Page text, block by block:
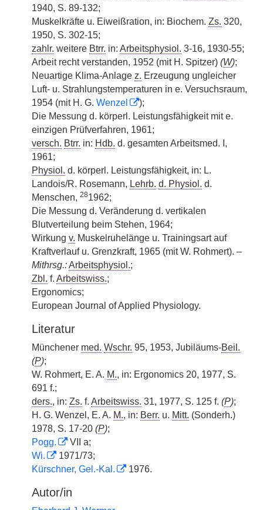
1940, S. 89-132;
Muskelkräfte u. Eiweißration, in: Biochem. Zs. 320,
1950, S. 302-15;
zahlr. weitere Btrr. in: Arbeitsphysiol. 3-16, 1930-55;
Arbeit recht verstanden, 1952 (mit H. Spitzer) (W);
Neuartige Klima-Anlage z. Erzeugung ungleicher
Luft- u. Strahlungstemperaturen in e. Versuchsraum,
1954 (mit H. G. Wenzel
);
Die Messung d. körperl. Leistungsfähigkeit mit e.
einzigen Prüfverfahren, 1961;
versch. Btrr. in: Hdb. d. gesamten Arbeitsmed. I,
1961;
Physiol. d. körperl. Leistungsfähigkeit, in: L.
Landois/R. Rosemann, Lehrb. d. Physiol. d.
Menschen, 281962;
Die Messung d. Veränderung d. vertikalen
Blutverteilung beim Stehen, 1964;
Wirkung v. Muskelruhelänge u. Trainingsart auf
Kraftverlauf u. Grenzkraft, 1965 (mit W. Rohmert). –
Mithrsg.:Arbeitsphysiol.;
Zbl. f. Arbeitswiss.;
Ergonomics;
European Journal of Applied Physiology.
Literatur
Münchener med. Wschr. 95, 1953, Jubiläums-Beil.
(P);
W. Rohmert, E. A. M., in: Ergonomics 20, 1977, S.
691 f.;
ders., in: Zs. f. Arbeitswiss. 31, 1977, S. 125 f. (P);
H. G. Wenzel, E. A. M., in: Berr. u. Mitt. (Sonderh.)
1978, S. 17-20 (P);
Pogg.
VII a;
Wi.
1971/73;
Kürschner, Gel.-Kal.
1976.
Autor/in